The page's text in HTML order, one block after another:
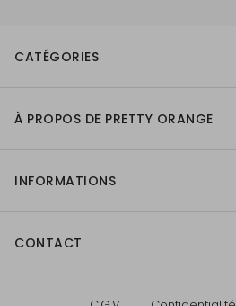
CATÉGORIES
À PROPOS DE PRETTY ORANGE
INFORMATIONS
CONTACT